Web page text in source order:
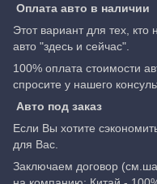
Оплата авто в наличии
Этот вариант для тех, кто
авто "здесь и сейчас".
100% оплата стоимости
спросите у нашего
Авто под заказ
Если Вы хотите
для Вас.
Заключаем договор